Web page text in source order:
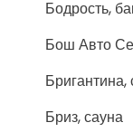
Бодрость,
Бош Авто
Бригантина,
Бриз, сауна